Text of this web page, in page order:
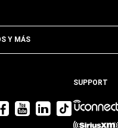
Y MÁS
VisitaVisitaVisita
Jeep
Visita
Jeep
SUPPORT